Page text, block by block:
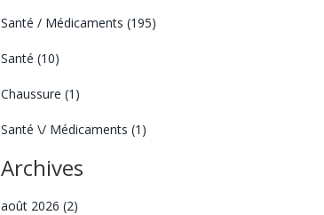
Santé / Médicaments (195)
Santé (10)
Chaussure (1)
Santé \/ Médicaments (1)
Archives
août 2026 (2)